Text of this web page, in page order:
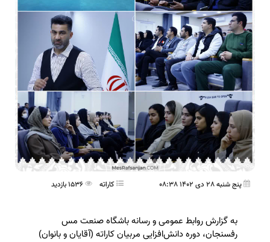
پنج شنبه 28 دی 1402 08:38 کاراته
به گزارش روابط عمومی و رسانه باشگاه صنعت مس
رفسنجان، دوره دانش‌افزایی مربیان کاراته (آقایان و بانوان)